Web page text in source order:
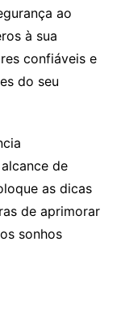
ao
à sua
confiáveis e
do seu
de
as dicas
de aprimorar
sonhos